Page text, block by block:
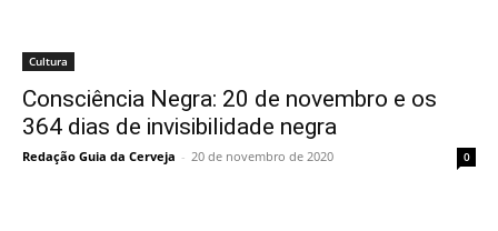
Cultura
Consciência Negra: 20 de novembro e os
364 dias de invisibilidade negra
Redação Guia da Cerveja - 20 de novembro de 2020 0